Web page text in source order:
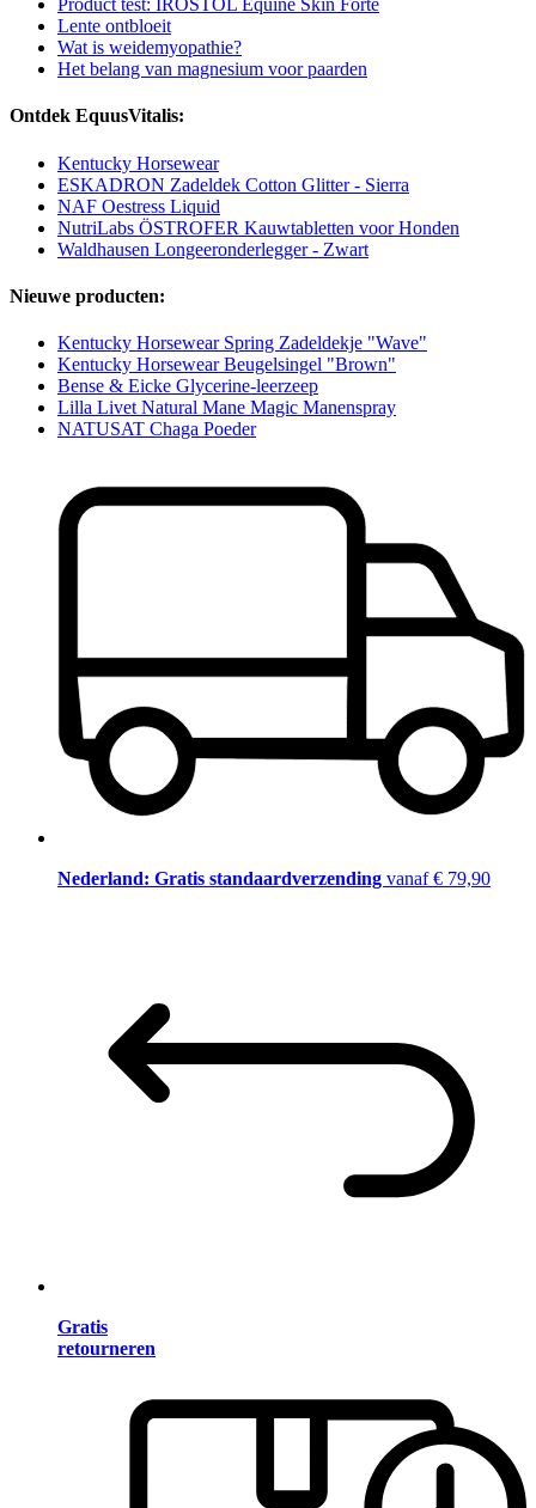
Product test: IROSTOL Equine Skin Forte
Lente ontbloeit
Wat is weidemyopathie?
Het belang van magnesium voor paarden
Ontdek EquusVitalis:
Kentucky Horsewear
ESKADRON Zadeldek Cotton Glitter - Sierra
NAF Oestress Liquid
NutriLabs ÖSTROFER Kauwtabletten voor Honden
Waldhausen Longeeronderlegger - Zwart
Nieuwe producten:
Kentucky Horsewear Spring Zadeldekje "Wave"
Kentucky Horsewear Beugelsingel "Brown"
Bense & Eicke Glycerine-leerzeep
Lilla Livet Natural Mane Magic Manenspray
NATUSAT Chaga Poeder
Nederland: Gratis standaardverzending vanaf € 79,90
Gratis
retourneren